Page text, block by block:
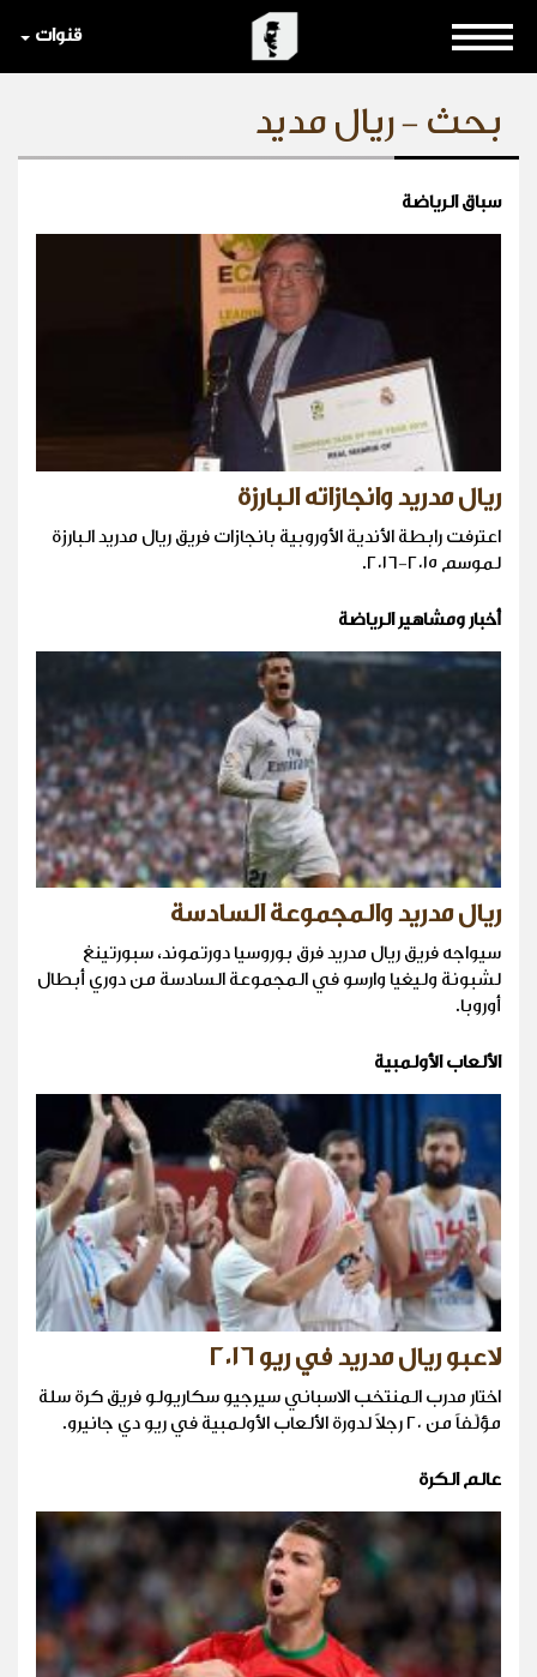
قنوات
بحث - ريال مديد
سباق الرياضة
ريال مدريد وانجازاته البارزة
اعترفت رابطة الأندية الأوروبية بانجازات فريق ريال مدريد البارزة
لموسم ٢٠١٥-٢٠١٦.
أخبار ومشاهير الرياضة
ريال مدريد والمجموعة السادسة
سيواجه فريق ريال مدريد فرق بوروسيا دورتموند، سبورتينغ
لشبونة وليغيا وارسو في المجموعة السادسة من دوري أبطال
أوروبا.
الألعاب الأولمبية
لاعبو ريال مدريد في ريو ٢٠١٦
اختار مدرب المنتخب الاسباني سيرجيو سكاريولو فريق كرة سلة
مؤلّفاً من ٢٠ رجلاً لدورة الألعاب الأولمبية في ريو دي جانيرو.
عالم الكرة